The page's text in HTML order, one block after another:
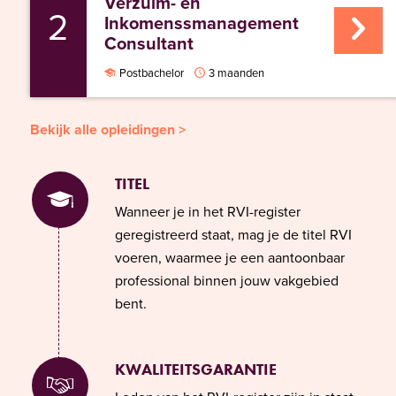
2
Inkomenssmanagement
Consultant
Postbachelor 3 maanden
Bekijk alle opleidingen >
TITEL
Wanneer je in het RVI-register
geregistreerd staat, mag je de titel RVI
voeren, waarmee je een aantoonbaar
professional binnen jouw vakgebied
bent.
KWALITEITSGARANTIE